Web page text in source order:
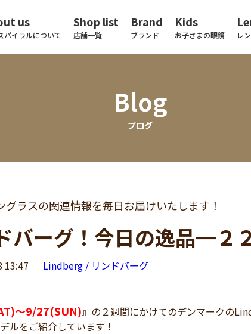
us
パイラルについて
Shop list
店舗一覧
Brand
ブランド
Kids
お子さまの眼鏡 レ
Blog
ブログ
グラスの関連情報を毎日お届けいたします！
バーグ！今日の逸品━２
13:47 ｜ Lindberg / リンドバーグ
～9/27(SUN)』の２週間にかけてのデンマークの
ルをご紹介しています！